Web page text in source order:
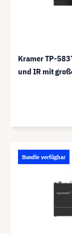
Kramer TP-
und IR mit
Bundle verfügbar